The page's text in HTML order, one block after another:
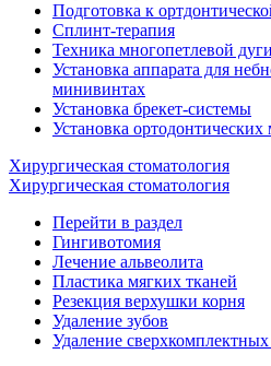
Подготовка к
Сплинт-терапия
Техника многопетлевой дуги
Установка аппарата для
минивинтах
Установка брекет-системы
Установка
Хирургическая стоматология
Хирургическая стоматология
Перейти в раздел
Гингивотомия
Лечение альвеолита
Пластика мягких тканей
Резекция верхушки корня
Удаление зубов
Удаление сверхкомплектных